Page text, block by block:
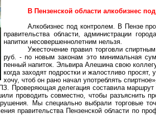
В Пензенской области алкобизнес
Алкобизнес под контролем. В Пензе
правительства области, администрации
напитки несовершеннолетним нельзя.
Ужесточение правил торговли
руб. - по новым законам это минимальная
пенный напиток. Эльвира Алешина свою
когда заходят подростки и жалостливо
хочу, чтоб он рано начал употреблять
Проверяющая делегация составила
проводить совместно, чтобы разъяснить
Мы специально выбрали торговые
правительства Пензенской области по